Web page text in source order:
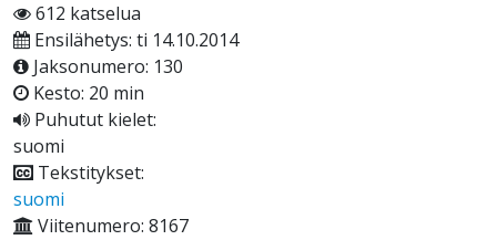
612 katselua
Ensilähetys: ti 14.10.2014
Jaksonumero: 130
Kesto: 20 min
Puhutut kielet:
suomi
Tekstitykset:
suomi
Viitenumero: 8167